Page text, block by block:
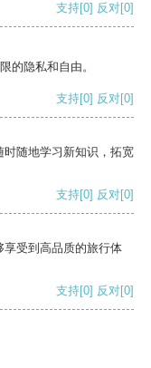
支持[0] 反对[0]
的隐私和自由。
支持[0] 反对[0]
随地学习新知识，拓宽
支持[0] 反对[0]
受到高品质的旅行体
支持[0] 反对[0]